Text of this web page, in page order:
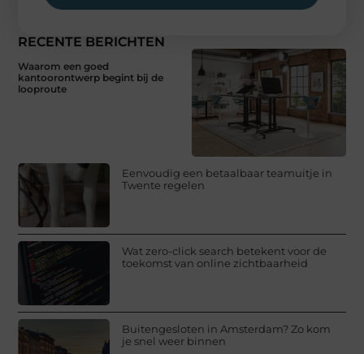
RECENTE BERICHTEN
Waarom een goed
kantoorontwerp begint bij de
looproute
Eenvoudig een betaalbaar teamuitje in
Twente regelen
Wat zero-click search betekent voor de
toekomst van online zichtbaarheid
Buitengesloten in Amsterdam? Zo kom
je snel weer binnen